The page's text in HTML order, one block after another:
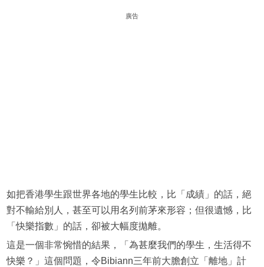
廣告
如把香港學生跟世界各地的學生比較，比「成績」的話，絕
對不輸給別人，甚至可以用名列前茅來形容；但很遺憾，比
「快樂指數」的話，卻被大幅度拋離。
這是一個非常惋惜的結果，「為甚麼我們的學生，生活得不
快樂？」這個問題，令Bibiann三年前大膽創立「離地」計